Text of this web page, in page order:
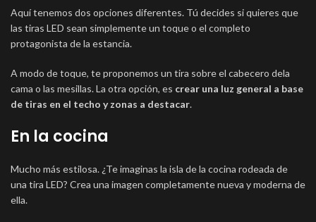
Aquí tenemos dos opciones diferentes. Tú decides si quieres que
las tiras LED sean simplemente un toque o el completo
protagonista de la estancia.
A modo de toque, te proponemos un tira sobre el cabecero dela
cama o las mesillas. La otra opción, es crear una luz general a base
de tiras en el techo y zonas a destacar.
En la cocina
Mucho más estilosa. ¿Te imaginas la isla de la cocina rodeada de
una tira LED? Crea una imagen completamente nueva y moderna de
ella.